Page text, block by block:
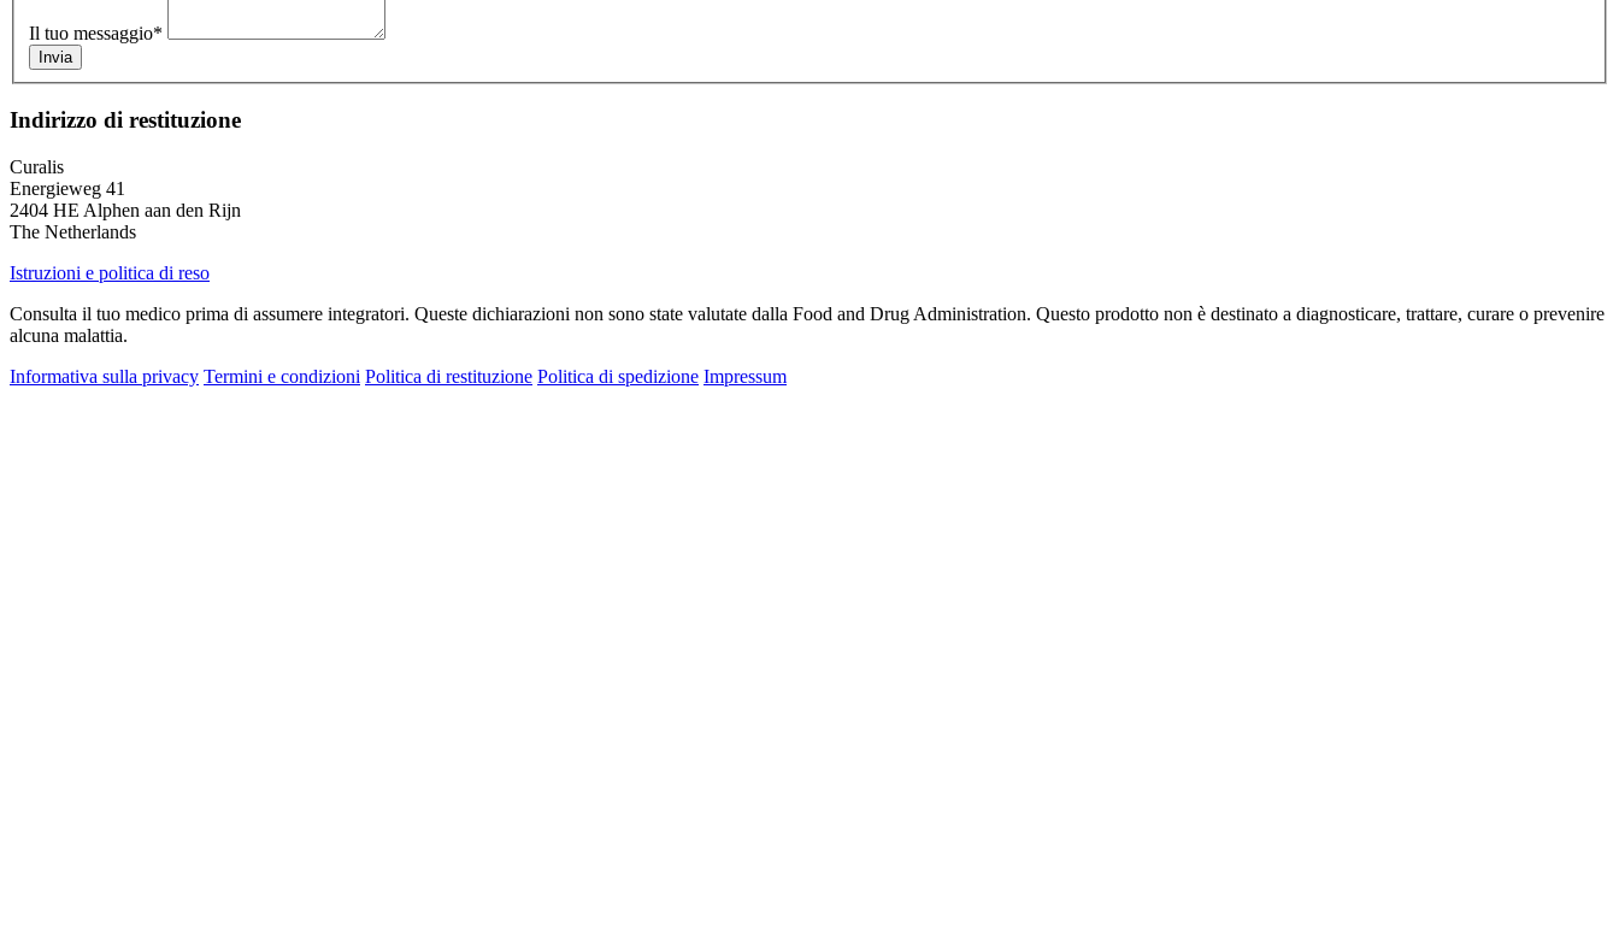
Il tuo messaggio*
Invia
Indirizzo di restituzione
Curalis
Energieweg 41
2404 HE Alphen aan den Rijn
The Netherlands
Istruzioni e politica di reso
Consulta il tuo medico prima di assumere integratori. Queste dichiarazioni non sono state valutate dalla Food and Drug Administration. Questo prodotto non è destinato a diagnosticare, trattare, curare o prevenire
alcuna malattia.
Informativa sulla privacy Termini e condizioni Politica di restituzione Politica di spedizione Impressum